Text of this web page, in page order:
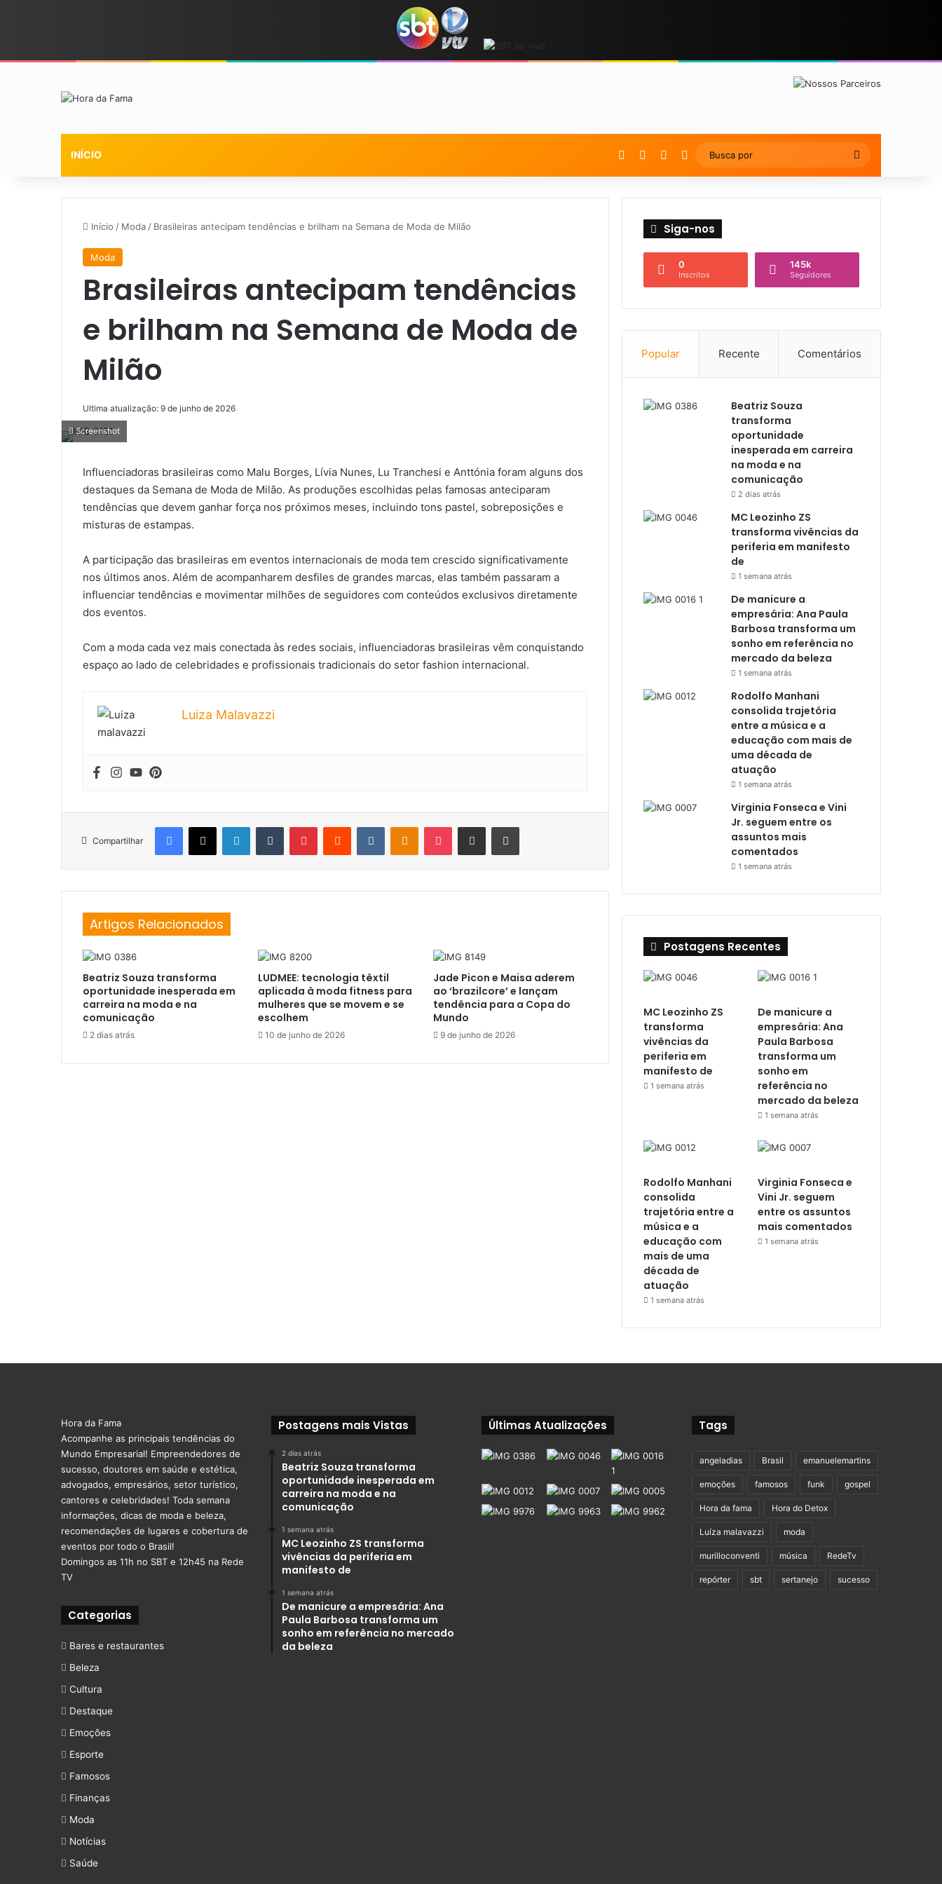
INÍCIO YouTubeInstagramArtigo Aleatório
Switch skin
Busca
por
Início / Moda / Brasileiras antecipam tendências e brilham na Semana de Moda de Milão
Moda
Brasileiras antecipam tendências
e brilham na Semana de Moda de
Milão
Ultima atualização: 9 de junho de 2026
Screenshot
Influenciadoras brasileiras como Malu Borges, Lívia Nunes, Lu Tranchesi e Anttónia foram alguns dos
destaques da Semana de Moda de Milão. As produções escolhidas pelas famosas anteciparam
tendências que devem ganhar força nos próximos meses, incluindo tons pastel, sobreposições e
misturas de estampas.
A participação das brasileiras em eventos internacionais de moda tem crescido significativamente
nos últimos anos. Além de acompanharem desfiles de grandes marcas, elas também passaram a
influenciar tendências e movimentar milhões de seguidores com conteúdos exclusivos diretamente
dos eventos.
Com a moda cada vez mais conectada às redes sociais, influenciadoras brasileiras vêm conquistando
espaço ao lado de celebridades e profissionais tradicionais do setor fashion internacional.
Luiza Malavazzi
Compartilhar
Facebook
X LinkedinTumblr PinterestReddit VK OK Pocket Compartilhar por e-mail Imprimir
Artigos Relacionados
Beatriz Souza transforma
oportunidade inesperada em
carreira na moda e na
comunicação
2 dias atrás
LUDMEE: tecnologia têxtil
aplicada à moda fitness para
mulheres que se movem e se
escolhem
10 de junho de 2026
Jade Picon e Maisa aderem
ao ‘brazilcore’ e lançam
tendência para a Copa do
Mundo
9 de junho de 2026
Siga-nos
0
Inscritos
145k
Seguidores
Popular Recente Comentários
Beatriz Souza
transforma
oportunidade
inesperada em carreira
na moda e na
comunicação
2 dias atrás
MC Leozinho ZS
transforma vivências da
periferia em manifesto
de
1 semana atrás
De manicure a
empresária: Ana Paula
Barbosa transforma um
sonho em referência no
mercado da beleza
1 semana atrás
Rodolfo Manhani
consolida trajetória
entre a música e a
educação com mais de
uma década de
atuação
1 semana atrás
Virginia Fonseca e Vini
Jr. seguem entre os
assuntos mais
comentados
1 semana atrás
Postagens Recentes
MC Leozinho ZS
transforma
vivências da
periferia em
manifesto de
1 semana atrás
De manicure a
empresária: Ana
Paula Barbosa
transforma um
sonho em
referência no
mercado da beleza
1 semana atrás
Rodolfo Manhani
consolida
trajetória entre a
música e a
educação com
mais de uma
década de
atuação
1 semana atrás
Virginia Fonseca e
Vini Jr. seguem
entre os assuntos
mais comentados
1 semana atrás
Hora da Fama
Acompanhe as principais tendências do
Mundo Empresarial! Empreendedores de
sucesso, doutores em saúde e estética,
advogados, empresários, setor turístico,
cantores e celebridades! Toda semana
informações, dicas de moda e beleza,
recomendações de lugares e cobertura de
eventos por todo o Brasil!
Domingos as 11h no SBT e 12h45 na Rede
TV
Categorias
Bares e restaurantes
Beleza
Cultura
Destaque
Emoções
Esporte
Famosos
Finanças
Moda
Notícias
Saúde
Postagens mais Vistas
2 dias atrás
Beatriz Souza transforma
oportunidade inesperada em
carreira na moda e na
comunicação
1 semana atrás
MC Leozinho ZS transforma
vivências da periferia em
manifesto de
1 semana atrás
De manicure a empresária: Ana
Paula Barbosa transforma um
sonho em referência no mercado
da beleza
Últimas Atualizações Tags
angeladias Brasil emanuelemartins
emoções famosos funk gospel
Hora da fama Hora do Detox
Luíza malavazzi moda
murilloconventi música RedeTv
repórter sbt sertanejo sucesso